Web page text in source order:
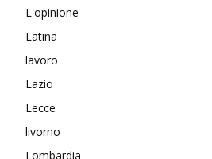
L'opinione
Latina
lavoro
Lazio
Lecce
livorno
Lombardia